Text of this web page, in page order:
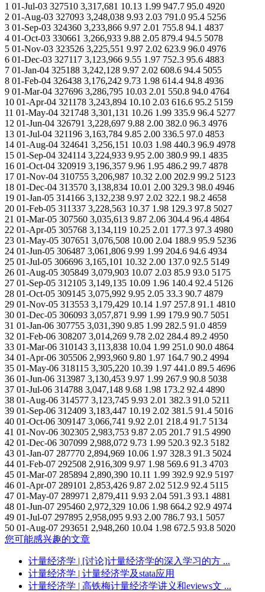
1 01-Jul-03 327510 3,317,681 10.13 1.99 947.7 95.0 4920
2 01-Aug-03 327093 3,248,038 9.93 2.03 791.0 95.4 5256
3 01-Sep-03 324360 3,233,866 9.97 2.01 755.8 94.1 4837
4 01-Oct-03 330661 3,266,933 9.88 2.05 879.4 94.5 5078
5 01-Nov-03 323526 3,225,551 9.97 2.02 623.9 96.0 4976
6 01-Dec-03 327117 3,123,966 9.55 1.97 752.3 95.6 4883
7 01-Jan-04 325188 3,242,128 9.97 2.02 608.6 94.4 5055
8 01-Feb-04 326438 3,176,242 9.73 1.98 614.4 94.8 4936
9 01-Mar-04 327696 3,286,795 10.03 2.01 550.8 94.0 4764
10 01-Apr-04 321178 3,243,894 10.10 2.03 616.6 95.2 5159
11 01-May-04 321748 3,301,131 10.26 1.99 335.9 96.4 5277
12 01-Jun-04 326791 3,228,697 9.88 2.00 382.0 96.3 4976
13 01-Jul-04 321196 3,163,784 9.85 2.00 336.5 97.0 4853
14 01-Aug-04 324641 3,256,151 10.03 1.98 440.3 96.9 4978
15 01-Sep-04 324114 3,224,933 9.95 2.00 380.9 99.1 4835
16 01-Oct-04 320919 3,196,357 9.96 1.95 486.2 99.7 4878
17 01-Nov-04 310755 3,206,987 10.32 2.00 202.9 99.2 5123
18 01-Dec-04 313570 3,138,834 10.01 2.00 329.3 98.0 4946
19 01-Jan-05 314166 3,132,238 9.97 2.02 322.1 98.2 4658
20 01-Feb-05 311337 3,228,563 10.37 1.98 129.3 97.8 5027
21 01-Mar-05 307560 3,035,613 9.87 2.06 304.4 96.4 4864
22 01-Apr-05 305768 3,134,119 10.25 2.01 177.3 97.3 4980
23 01-May-05 307651 3,076,508 10.00 2.04 188.9 95.9 5236
24 01-Jun-05 306487 3,061,806 9.99 1.99 204.6 94.6 4934
25 01-Jul-05 306696 3,165,101 10.32 2.00 137.0 92.5 5149
26 01-Aug-05 305849 3,079,903 10.07 2.03 85.9 93.0 5175
27 01-Sep-05 312105 3,149,135 10.09 1.96 140.4 92.4 5126
28 01-Oct-05 309145 3,075,992 9.95 2.05 33.3 90.7 4879
29 01-Nov-05 313553 3,179,429 10.14 1.97 257.8 91.1 4810
30 01-Dec-05 306093 3,057,871 9.99 1.99 179.9 90.7 5051
31 01-Jan-06 307755 3,031,390 9.85 1.99 282.5 91.0 4859
32 01-Feb-06 308207 3,014,269 9.78 2.02 284.4 89.2 4950
33 01-Mar-06 310143 3,113,838 10.04 1.99 251.0 90.0 4864
34 01-Apr-06 305506 2,993,960 9.80 1.97 164.7 90.2 4994
35 01-May-06 318115 3,305,220 10.39 1.97 441.0 89.5 4696
36 01-Jun-06 313987 3,130,453 9.97 1.99 267.9 90.8 5038
37 01-Jul-06 314788 3,047,148 9.68 1.98 173.2 92.4 4890
38 01-Aug-06 314577 3,123,745 9.93 2.01 382.3 91.0 5211
39 01-Sep-06 312409 3,183,447 10.19 2.02 381.5 91.4 5016
40 01-Oct-06 309147 3,066,741 9.92 2.01 218.4 91.7 5134
41 01-Nov-06 302305 2,983,753 9.87 2.05 201.7 91.5 4990
42 01-Dec-06 307099 2,988,072 9.73 1.99 520.3 92.3 5182
43 01-Jan-07 287770 2,894,969 10.06 1.97 328.3 91.3 5024
44 01-Feb-07 292508 2,916,309 9.97 1.98 569.6 91.3 4703
45 01-Mar-07 285894 2,890,390 10.11 1.99 392.9 92.9 5197
46 01-Apr-07 289101 2,853,426 9.87 2.02 512.9 92.4 5115
47 01-May-07 289971 2,879,411 9.93 2.04 591.3 93.1 4881
48 01-Jun-07 295460 2,972,329 10.06 1.98 664.2 92.9 4974
49 01-Jul-07 297895 2,958,095 9.93 2.00 786.7 93.1 5057
50 01-Aug-07 293651 2,948,260 10.04 1.98 672.5 93.8 5020
您可能感兴趣的文章
计量经济学 | [讨论]计量经济学的深入学习的方 ...
计量经济学 | 计量经济学及stata应用
计量经济学 | 高铁梅计量经济学讲义和eviews文 ...